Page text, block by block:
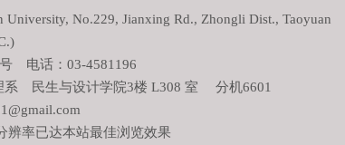
No.229, Jianxing Rd., Zhongli Dist., Taoyuan
电话：03-4581196
民生与设计学院3楼 L308 室 分机6601
率已达本站最佳浏览效果